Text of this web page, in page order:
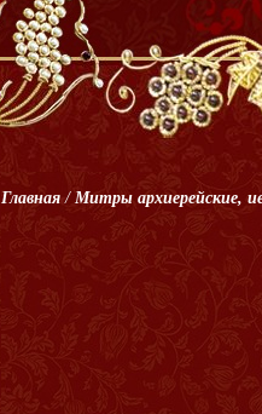
Главная / Митры архиерейские,